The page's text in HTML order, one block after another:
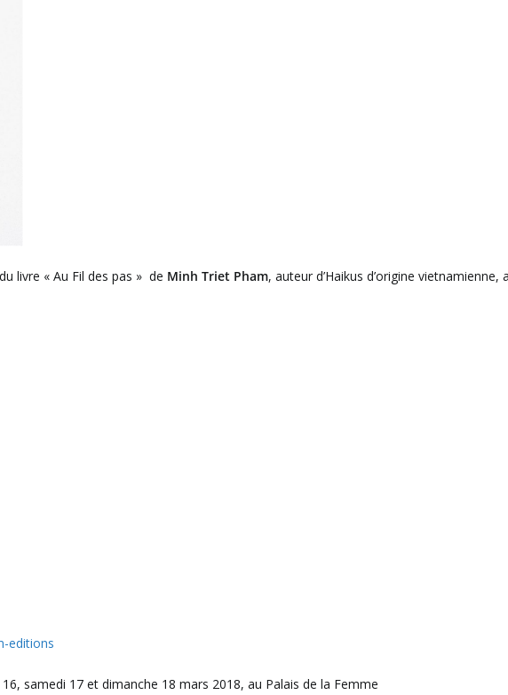
livre « Au Fil des pas » de Minh Triet Pham, auteur d’Haikus d’origine
editions
samedi 17 et dimanche 18 mars 2018, au Palais de la Femme